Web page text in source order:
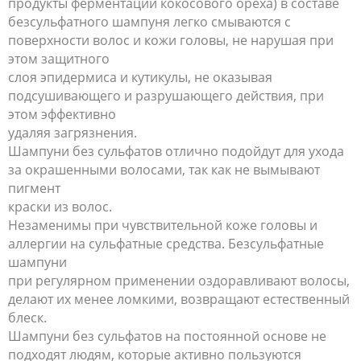
безсульфатного шампуня легко смываются с
поверхности волос и кожи головы, не нарушая при
этом защитного
слоя эпидермиса и кутикулы, не оказывая
подсушивающего и разрушающего действия, при
этом эффективно
удаляя загрязнения.
Шампуни без сульфатов отлично подойдут для ухода
за окрашенными волосами, так как не вымывают
пигмент
краски из волос.
Незаменимы при чувствительной коже головы и
аллергии на сульфатные средства. Безсульфатные
шампуни
при регулярном применении оздоравливают волосы,
делают их менее ломкими, возвращают естественный
блеск.
Шампуни без сульфатов на постоянной основе не
подходят людям, которые активно пользуются